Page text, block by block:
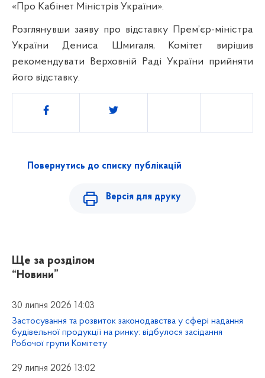
«Про Кабінет Міністрів України».
Розглянувши заяву про відставку Прем’єр-міністра
України Дениса Шмигаля, Комітет вирішив
рекомендувати Верховній Раді України прийняти
його відставку.
Поділитись
Повернутись до списку публікацій
Версія для друку
Ще за розділом
“Новини”
30 липня 2026 14:03
Застосування та розвиток законодавства у сфері надання
будівельної продукції на ринку: відбулося засідання
Робочої групи Комітету
29 липня 2026 13:02